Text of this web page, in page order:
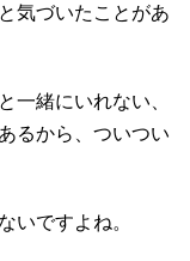
気づいたことがあ
一緒にいれない、
るから、ついつい
いですよね。